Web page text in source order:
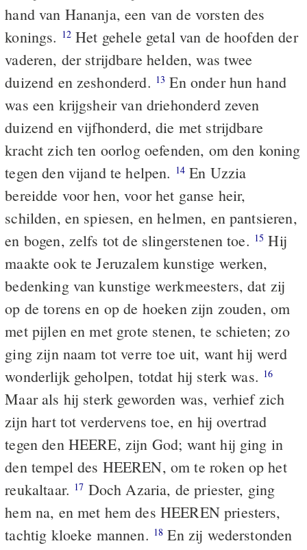
hand van Hananja, een van de vorsten des
konings. 12 Het gehele getal van de hoofden der
vaderen, der strijdbare helden, was twee
duizend en zeshonderd. 13 En onder hun hand
was een krijgsheir van driehonderd zeven
duizend en vijfhonderd, die met strijdbare
kracht zich ten oorlog oefenden, om den koning
tegen den vijand te helpen. 14 En Uzzia
bereidde voor hen, voor het ganse heir,
schilden, en spiesen, en helmen, en pantsieren,
en bogen, zelfs tot de slingerstenen toe. 15 Hij
maakte ook te Jeruzalem kunstige werken,
bedenking van kunstige werkmeesters, dat zij
op de torens en op de hoeken zijn zouden, om
met pijlen en met grote stenen, te schieten; zo
ging zijn naam tot verre toe uit, want hij werd
wonderlijk geholpen, totdat hij sterk was. 16
Maar als hij sterk geworden was, verhief zich
zijn hart tot verdervens toe, en hij overtrad
tegen den HEERE, zijn God; want hij ging in
den tempel des HEEREN, om te roken op het
reukaltaar. 17 Doch Azaria, de priester, ging
hem na, en met hem des HEEREN priesters,
tachtig kloeke mannen. 18 En zij wederstonden